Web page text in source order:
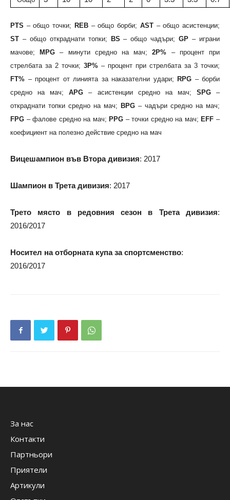
PTS – общо точки; REB– общо борби; AST– общо асистенции;
ST – общо откраднати топки; BS – общо чадъри;GP – играни
мачове;
MPG – минути средно на мач;2P% – процент при
стрелбата за 2 точки; 3P% – процент при стрелбата за 3 точки;
FT% – процент от линията за наказателни удари; RPG – борби
средно на мач;APG – асистенции средно на мач; SPG–
откраднати топки средно на мач; BPG – чадъри средно на мач;
FPG – фалове средно на мач; PPG – точки средно на мач; EFF –
коефициент на полезно действие средно на мач
Вицешампион във Втора дивизия: 2017
Шампион в Трета дивизия: 2017
Трето място в редовния сезон в Трета дивизия:
2016/2017
Носител на отборната купа за спортсменство:
2016/2017
За нас
Контакти
Партньори
Приятели
Артикули